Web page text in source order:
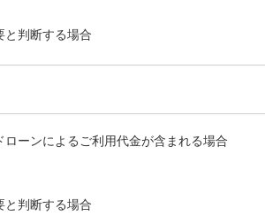
と判断する場合
ーンによるご利用代金が含まれる場合
と判断する場合